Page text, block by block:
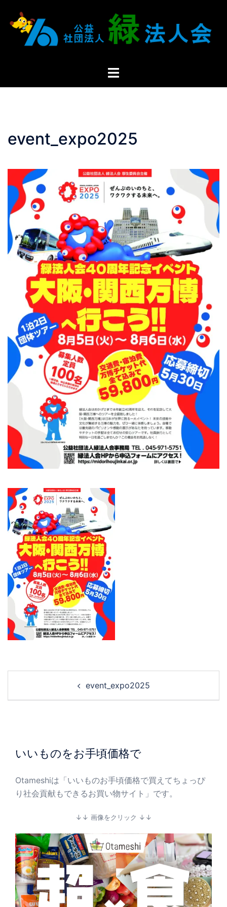
event_expo2025
event_expo2025
いいものをお手頃価格で
Otameshiは「いいものお手頃価格で買えてちょっぴ
り社会貢献もできるお買い物サイト」です。
↓↓ 画像をクリック ↓↓